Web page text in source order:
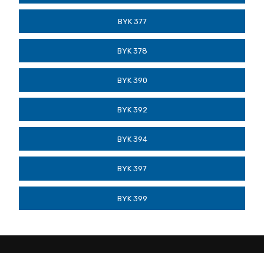
BYK 377
BYK 378
BYK 390
BYK 392
BYK 394
BYK 397
BYK 399